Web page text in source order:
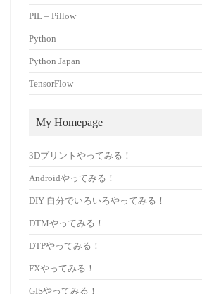
PIL – Pillow
Python
Python Japan
TensorFlow
My Homepage
3Dプリントやってみる！
Androidやってみる！
DIY 自分でいろいろやってみる！
DTMやってみる！
DTPやってみる！
FXやってみる！
GISやってみる！